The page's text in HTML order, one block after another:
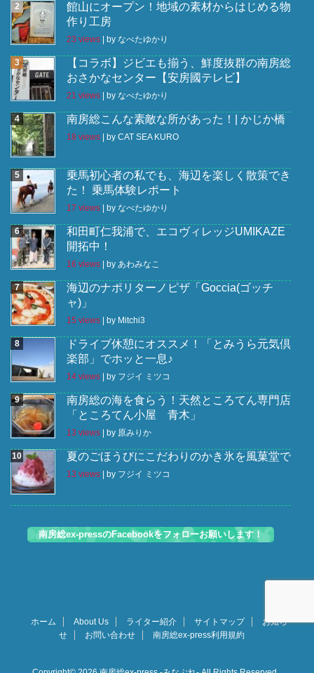
館山にオープン！地域の素材からはじめる物
作り工房
23 views by なべたゆかり
【コラボ】ジビエも揃う、鮮度抜群の南房総
おさかなセンター【安房國テレビ】
21 views by なべたゆかり
南房総こんな素敵な所があった！| かじか橋
18 views by CAT SEA KURO
乗馬初心者の私でも、海辺を楽しく散策でき
た！ 乗馬体験レポート
17 views by なべたゆかり
和田町仁我浦で、エコヴィレッジUMIKAZE
開拓中！
16 views by あわみなこ
海辺のナポリターノピザ「Goccia(ゴッチ
ャ)」
15 views by Mitchi3
ドライブ休憩にオススメ！「とみうら元気倶
楽部」でホッと一息♪
14 views by フジイ ミツコ
南房総の海を食らう！天然ところてん専門店
「ところてん小屋 青木」
13 views by 原みりか
夏のごほうびにこだわりのかき氷を風菓堂で
13 views by フジイ ミツコ
南房総ex-pressのFacebookをフォローお願いします！
ホーム About Us ライター紹介 サイトマップ
お知ら
せ
お問い合わせ 南房総ex-press利用規約